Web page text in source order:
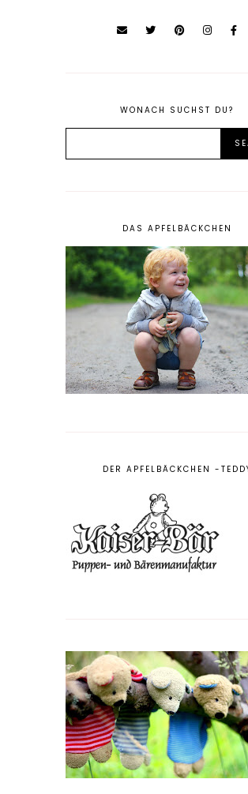
WONACH SUCHST DU?
DAS APFELBÄCKCHEN
DER APFELBÄCKCHEN -